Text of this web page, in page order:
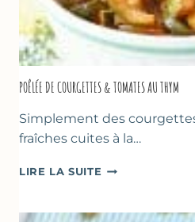
POÊLÉE DE COURGETTES & TOMATES AU THYM
Simplement des
fraîches cuites à la…
LIRE LA SUITE POÊLÉE
&